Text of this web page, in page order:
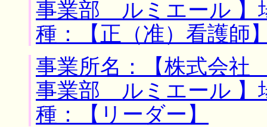
事業部 ルミエール 】
種：【正（准）看護師
事業所名：【株式会
事業部 ルミエール 】
種：【リーダー】